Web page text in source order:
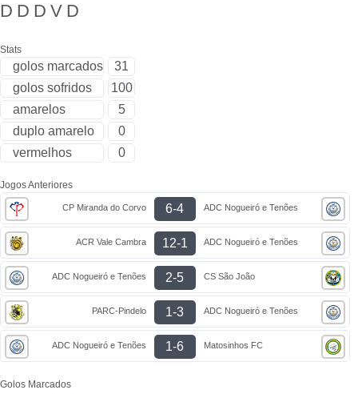
D D D V D
Stats
golos marcados
31
golos sofridos
100
amarelos
5
duplo amarelo
0
vermelhos
0
Jogos Anteriores
CP Miranda do Corvo 6-4 ADC Nogueiró e Tenões
ACR Vale Cambra 12-1 ADC Nogueiró e Tenões
ADC Nogueiró e Tenões 2-5 CS São João
PARC-Pindelo 1-3 ADC Nogueiró e Tenões
ADC Nogueiró e Tenões 1-6 Matosinhos FC
Golos Marcados